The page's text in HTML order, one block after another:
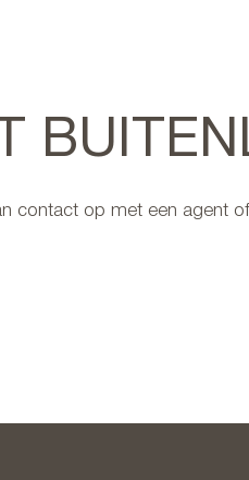
contact op met een agent